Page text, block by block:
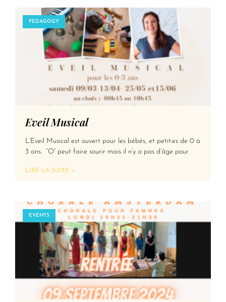
PEDAGOGY
Eveil Musical
L’Eveil Musical est ouvert pour les bébés, et petit.es de 0 à
3 ans. “O” peut faire sourir mais il n’y a pas d’âge pour
LIRE LA SUITE »
EVENTS